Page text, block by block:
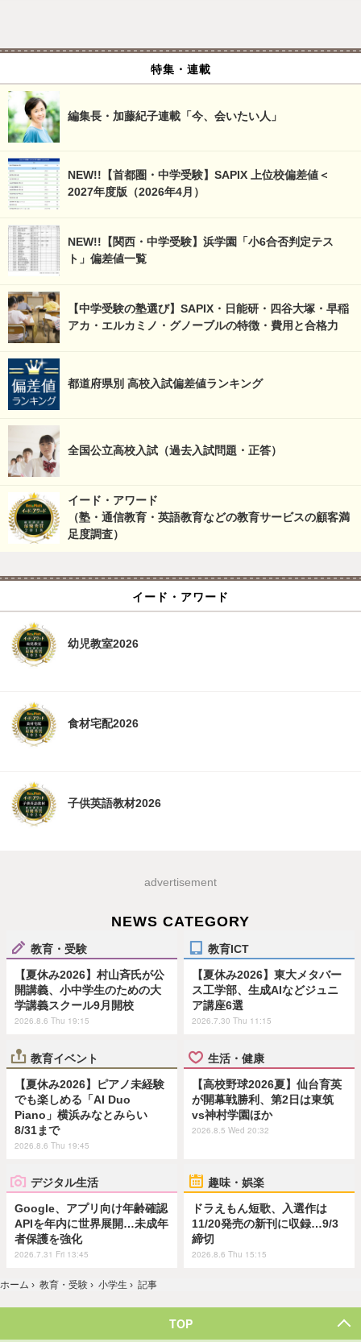
特集・連載
編集長・加藤紀子連載「今、会いたい人」
NEW!!【首都圏・中学受験】SAPIX 上位校偏差値＜
2027年度版（2026年4月）
NEW!!【関西・中学受験】浜学園「小6合否判定テス
ト」偏差値一覧
【中学受験の塾選び】SAPIX・日能研・四谷大塚・早稲
アカ・エルカミノ・グノーブルの特徴・費用と合格力
都道府県別 高校入試偏差値ランキング
全国公立高校入試（過去入試問題・正答）
イード・アワード
（塾・通信教育・英語教育などの教育サービスの顧客満
足度調査）
イード・アワード
幼児教室2026
食材宅配2026
子供英語教材2026
advertisement
NEWS CATEGORY
教育・受験
【夏休み2026】村山斉氏が公
開講義、小中学生のための大
学講義スクール9月開校
2026.8.6 Thu 19:15
教育ICT
【夏休み2026】東大メタバー
ス工学部、生成AIなどジュニ
ア講座6選
2026.7.30 Thu 11:15
教育イベント
【夏休み2026】ピアノ未経験
でも楽しめる「AI Duo
Piano」横浜みなとみらい
8/31まで
2026.8.6 Thu 19:45
生活・健康
【高校野球2026夏】仙台育英
が開幕戦勝利、第2日は東筑
vs神村学園ほか
2026.8.5 Wed 20:32
デジタル生活
Google、アプリ向け年齢確認
APIを年内に世界展開…未成年
者保護を強化
2026.7.31 Fri 13:45
趣味・娯楽
ドラえもん短歌、入選作は
11/20発売の新刊に収録…9/3
締切
2026.8.6 Thu 15:15
ホーム › 教育・受験 › 小学生 › 記事
TOP